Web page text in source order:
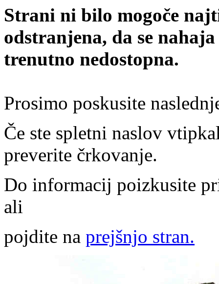
Strani ni bilo mogoče
odstranjena, da se
trenutno nedostopna.
Prosimo poskusite
Če ste spletni naslov
preverite črkovanje.
Do informacij poizkusite
ali
pojdite na prejšnjo stran.